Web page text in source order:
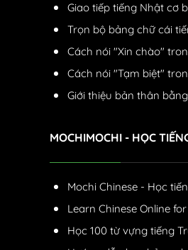
Giao tiếp tiếng Nhật cơ
Trọn bộ bảng chữ cái
Cách nói "Xin chào"
Cách nói "Tạm biệt"
Giới thiệu bản thân
MOCHIMOCHI - HỌC
Mochi Chinese - Học
Learn Chinese Online
Học 100 từ vựng tiếng